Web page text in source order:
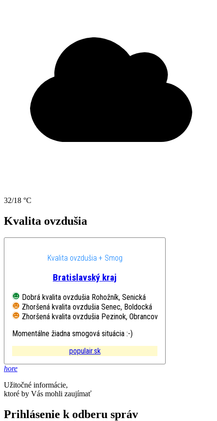
32/18 °C
Kvalita ovzdušia
Kvalita ovzdušia + Smog
Bratislavský kraj
Dobrá kvalita ovzdušia Rohožník, Senická
Zhoršená kvalita ovzdušia Senec, Boldocká
Zhoršená kvalita ovzdušia Pezinok, Obrancov mieru
Momentálne žiadna smogová situácia :-)
populair.sk
hore
Užitočné informácie,
ktoré by Vás mohli zaujímať
Prihlásenie k odberu správ